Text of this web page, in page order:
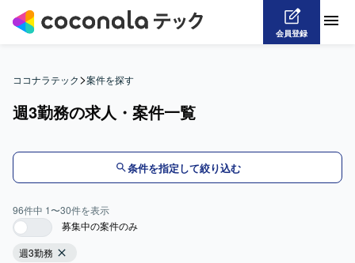
会員登録
ココナラテック>案件を探す
週3勤務の求人・案件一覧
条件を指定して絞り込む
96件中 1〜30件を表示
募集中の案件のみ
週3勤務